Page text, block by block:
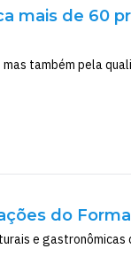
mais de 60
também pela
do
e gastronômicas